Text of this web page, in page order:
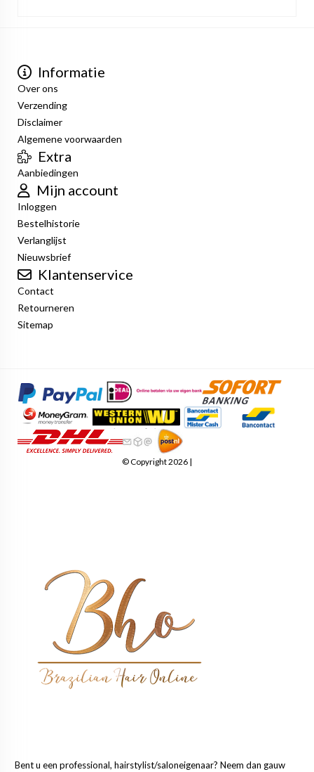
Informatie
Over ons
Verzending
Disclaimer
Algemene voorwaarden
Extra
Aanbiedingen
Mijn account
Inloggen
Bestelhistorie
Verlanglijst
Nieuwsbrief
Klantenservice
Contact
Retourneren
Sitemap
© Copyright 2026 |
Bent u een professional, hairstylist/saloneigenaar? Neem dan gauw